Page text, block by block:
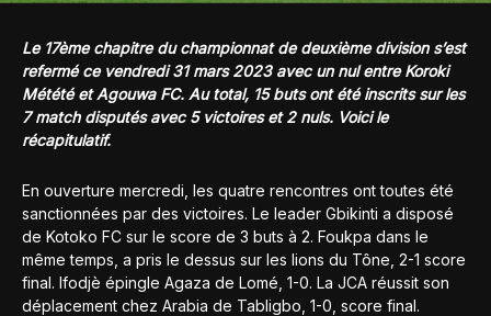
Le 17ème chapitre du championnat de deuxième division s’est
refermé ce vendredi 31 mars 2023 avec un nul entre Koroki
Métété et Agouwa FC. Au total, 15 buts ont été inscrits sur les
7 match disputés avec 5 victoires et 2 nuls. Voici le
récapitulatif.
En ouverture mercredi, les quatre rencontres ont toutes été
sanctionnées par des victoires. Le leader Gbikinti a disposé
de Kotoko FC sur le score de 3 buts à 2. Foukpa dans le
même temps, a pris le dessus sur les lions du Tône, 2-1 score
final. Ifodjè épingle Agaza de Lomé, 1-0. La JCA réussit son
déplacement chez Arabia de Tabligbo, 1-0, score final.